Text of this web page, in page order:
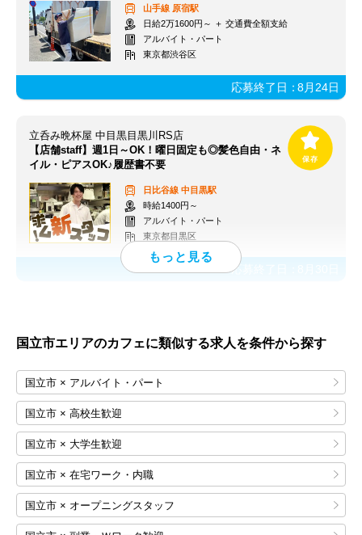
山手線 原宿駅
日給2万1600円～ ＋ 交通費全額支給
アルバイト・パート
東京都渋谷区
応募終了日：8月24日
立呑み晩杯屋 中目黒目黒川RS店
【店舗staff】週1日～OK！曜日固定も◎髪色自由・ネ
イル・ピアスOK♪履歴書不要
日比谷線 中目黒駅
時給1400円～
アルバイト・パート
東京都目黒区
応募終了日：
国立市エリアのカフェに類似する求人を条件から探す
国立市 × アルバイト・パート
国立市 × 高校生歓迎
国立市 × 大学生歓迎
国立市 × 在宅ワーク・内職
国立市 × オープニングスタッフ